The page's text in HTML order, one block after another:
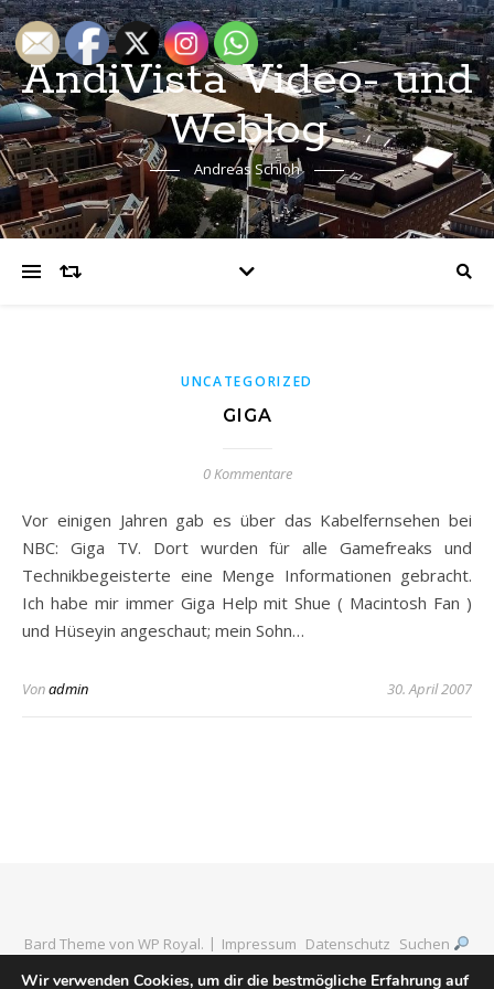
AndiVista Video- und
Weblog
Andreas Schloh
UNCATEGORIZED
GIGA
0 Kommentare
Vor einigen Jahren gab es über das Kabelfernsehen bei
NBC: Giga TV. Dort wurden für alle Gamefreaks und
Technikbegeisterte eine Menge Informationen gebracht.
Ich habe mir immer Giga Help mit Shue ( Macintosh Fan )
und Hüseyin angeschaut; mein Sohn…
Vonadmin 30. April 2007
Bard Theme vonWP Royal. Impressum Datenschutz Suchen
Wir verwenden Cookies, um dir die bestmögliche Erfahrung auf